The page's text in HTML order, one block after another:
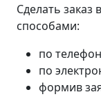
Сделать
способами:
по
по
формив